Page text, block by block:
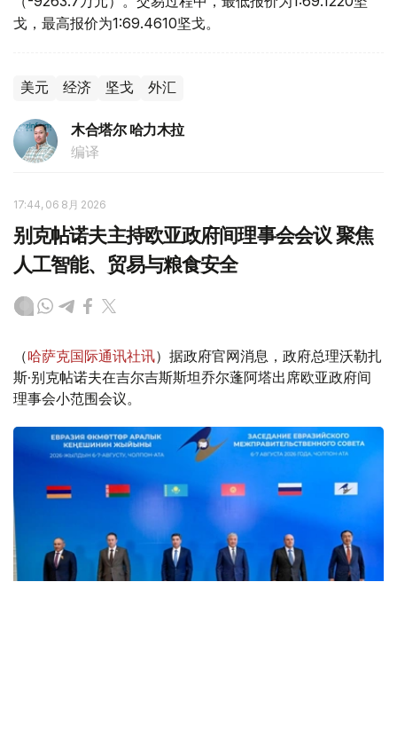
戈，最高报价为1:69.4610坚戈。
美元 经济 坚戈 外汇
木合塔尔 哈力木拉
编译
17:44, 06 8月 2026
别克帖诺夫主持欧亚政府间理事会会议 聚焦
人工智能、贸易与粮食安全
（哈萨克国际通讯社讯）据政府官网消息，政府总理沃勒扎
斯·别克帖诺夫在吉尔吉斯斯坦乔尔蓬阿塔出席欧亚政府间
理事会小范围会议。